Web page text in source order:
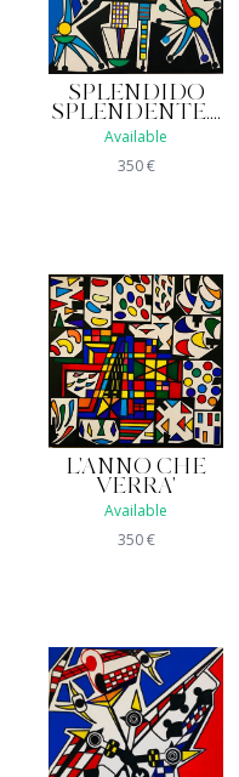
SPLENDIDO
SPLENDENTE....
Available
350€
L'ANNO CHE
VERRA'
Available
350€